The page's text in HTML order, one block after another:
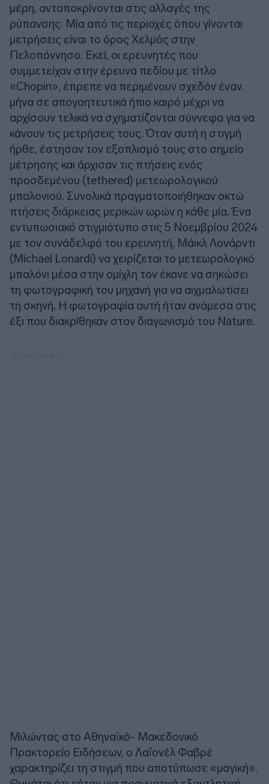
μέρη, ανταποκρίνονται στις αλλαγές της
ρύπανσης. Μία από τις περιοχές όπου γίνονται
μετρήσεις είναι το όρος Χελμός στην
Πελοπόννησο. Εκεί, οι ερευνητές που
συμμετείχαν στην έρευνα πεδίου με τίτλο
«Chopin», έπρεπε να περιμένουν σχεδόν έναν
μήνα σε απογοητευτικά ήπιο καιρό μέχρι να
αρχίσουν τελικά να σχηματίζονται σύννεφα για να
κάνουν τις μετρήσεις τους. Όταν αυτή η στιγμή
ήρθε, έστησαν τον εξοπλισμό τους στο σημείο
μέτρησης και άρχισαν τις πτήσεις ενός
προσδεμένου (tethered) μετεωρολογικού
μπαλονιού. Συνολικά πραγματοποιήθηκαν οκτώ
πτήσεις διάρκειας μερικών ωρών η κάθε μία. Ένα
εντυπωσιακό στιγμιότυπο στις 5 Νοεμβρίου 2024
με τον συνάδελφό του ερευνητή, Μάικλ Λονάρντι
(Michael Lonardi) να χειρίζεται το μετεωρολογικό
μπαλόνι μέσα στην ομίχλη τον έκανε να σηκώσει
τη φωτογραφική του μηχανή για να αιχμαλωτίσει
τη σκηνή. Η φωτογραφία αυτή ήταν ανάμεσα στις
έξι που διακρίθηκαν στον διαγωνισμό του Nature.
Μιλώντας στο Αθηναϊκό- Μακεδονικό
Πρακτορείο Ειδήσεων, ο Λαϊονέλ Φαβρέ
χαρακτηρίζει τη στιγμή που αποτύπωσε «μαγική».